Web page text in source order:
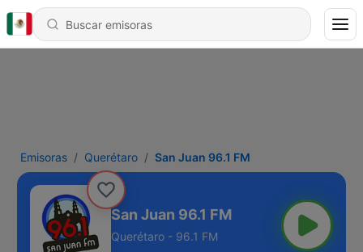
Emisoras Querétaro San Juan 96.1 FM
San Juan 96.1 FM
Querétaro - 96.1 FM